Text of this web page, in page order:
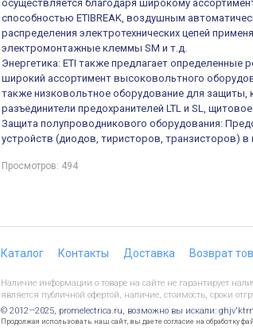
осуществляется благодаря широкому
способностью ETIBREAK, воздушным
распределения электротехнических цепей
электромонтажные клеммы SM и т.д.
Энергетика: ETI также предлагает
широкий ассортимент высоковольтного
также низковольтное оборудование для защиты,
разъединители предохранителей LTL и SL,
Защита полупроводникового оборудования:
устройств (диодов, тиристоров, транзисторов) в
Просмотров: 494
Каталог Контакты Доставка Возврат
Наличие информации о товаре на сайте не гарантирует
является публичной офертой, наличие, стоимость, сроки
© 2012—2025, promelectrica.ru, возможно вы искали:
Продолжая использовать наш сайт, вы даете согласие на обработку